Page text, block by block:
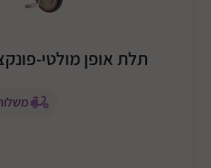
תלת אופן מולטי-